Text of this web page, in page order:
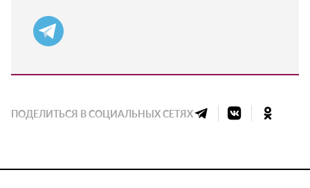
ПОДЕЛИТЬСЯ В СОЦИАЛЬНЫХ СЕТЯХ